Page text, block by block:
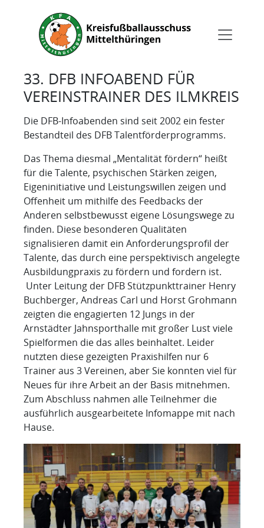
33. DFB INFOABEND FÜR
VEREINSTRAINER DES ILMKREIS
Die DFB-Infoabenden sind seit 2002 ein fester
Bestandteil des DFB Talentförderprogramms.
Das Thema diesmal „Mentalität fördern“ heißt
für die Talente, psychischen Stärken zeigen,
Eigeninitiative und Leistungswillen zeigen und
Offenheit um mithilfe des Feedbacks der
Anderen selbstbewusst eigene Lösungswege zu
finden. Diese besonderen Qualitäten
signalisieren damit ein Anforderungsprofil der
Talente, das durch eine perspektivisch angelegte
Ausbildungpraxis zu fördern und fordern ist.
Unter Leitung der DFB Stützpunkttrainer Henry
Buchberger, Andreas Carl und Horst Grohmann
zeigten die engagierten 12 Jungs in der
Arnstädter Jahnsporthalle mit großer Lust viele
Spielformen die das alles beinhaltet. Leider
nutzten diese gezeigten Praxishilfen nur 6
Trainer aus 3 Vereinen, aber Sie konnten viel für
Neues für ihre Arbeit an der Basis mitnehmen.
Zum Abschluss nahmen alle Teilnehmer die
ausführlich ausgearbeitete Infomappe mit nach
Hause.